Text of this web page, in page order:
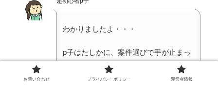
わかりましたよ・・・
p子はたしかに、案件選びで手が止まっ
てしまっていました。
お問い合わせ プライバシーポリシー 運営者情報